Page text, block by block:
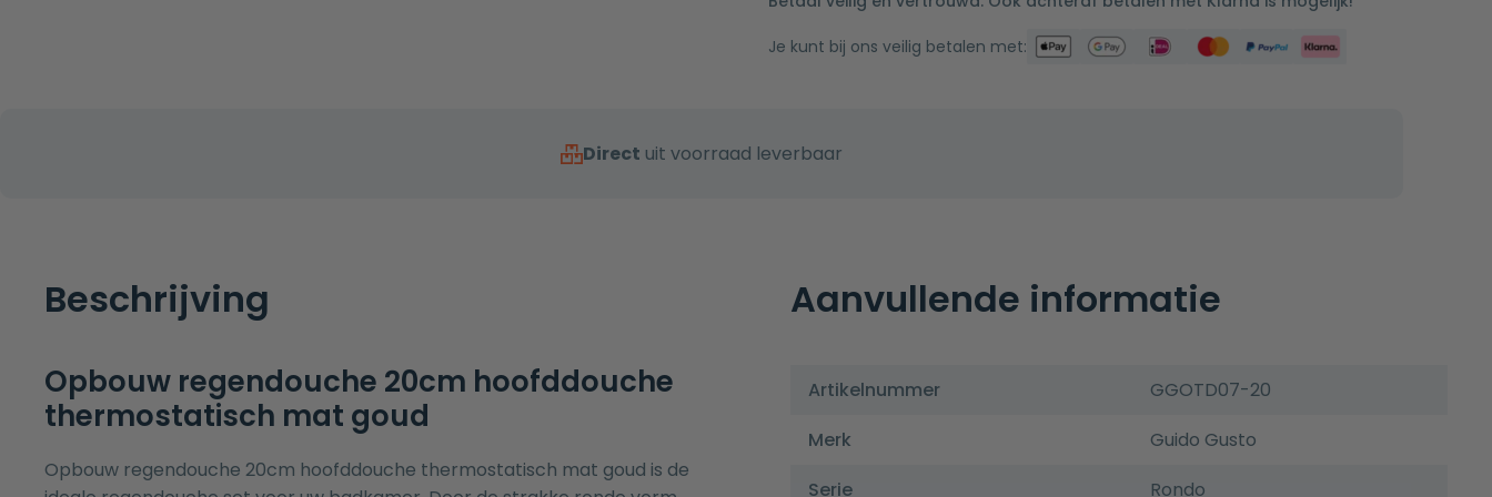
Je kunt bij ons veilig betalen met:
Direct uit voorraad leverbaar
Beschrijving
Opbouw regendouche 20cm hoofddouche
thermostatisch mat goud
Opbouw regendouche 20cm hoofddouche thermostatisch mat goud is de
Aanvullende informatie
Artikelnummer
GGOTD07-20
Merk
Guido Gusto
Serie
Rondo